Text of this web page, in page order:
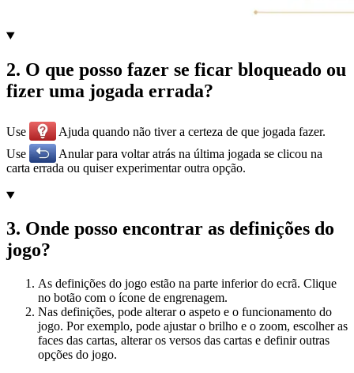
2. O que posso fazer se ficar bloqueado ou
fizer uma jogada errada?
Use
Ajuda quando não tiver a certeza de que jogada fazer.
Use
Anular para voltar atrás na última jogada se clicou na
carta errada ou quiser experimentar outra opção.
3. Onde posso encontrar as definições do
jogo?
As definições do jogo estão na parte inferior do ecrã. Clique
no botão com o ícone de engrenagem.
Nas definições, pode alterar o aspeto e o funcionamento do
jogo. Por exemplo, pode ajustar o brilho e o zoom, escolher as
faces das cartas, alterar os versos das cartas e definir outras
opções do jogo.